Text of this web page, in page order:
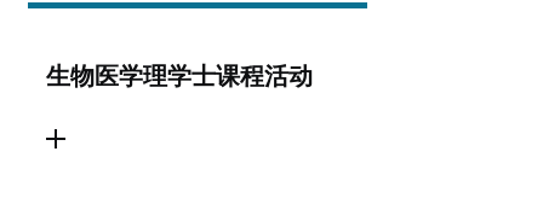
生物医学理学士课程活动